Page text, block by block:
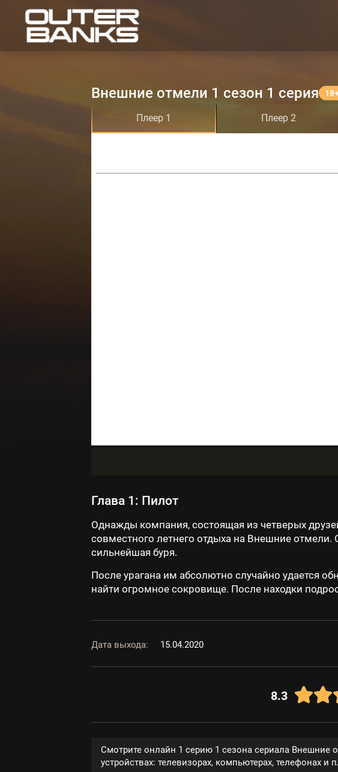
Внешние отмели 1 сезон 1 серия
Плеер 1 Плеер 2
Глава 1: Пилот
Однажды компания, состоящая из четверых
совместного летнего отдыха на Внешние отмели.
сильнейшая буря.
После урагана им абсолютно случайно удается
найти огромное сокровище. После находки
Дата выхода: 15.04.2020
8.3
Смотрите онлайн 1 серию 1 сезона сериала Внешние
устройствах: телевизорах, компьютерах, телефонах и